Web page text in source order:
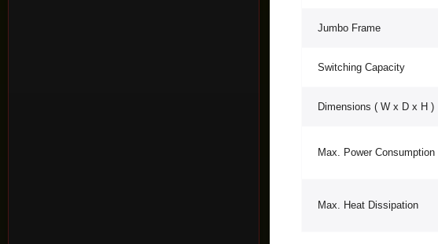
Jumbo Frame
Switching Capacity
Dimensions ( W x D x H )
Max. Power Consumption
Max. Heat Dissipation